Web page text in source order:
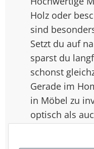
Holz oder
sind
Setzt du auf
sparst du
schonst
Gerade im
in Möbel zu
optisch als
hinweg